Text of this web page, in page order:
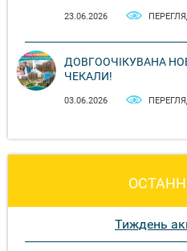
23.06.2026
ДОВГООЧІКУВАНА
ЧЕКАЛИ!
03.06.2026
Тиждень